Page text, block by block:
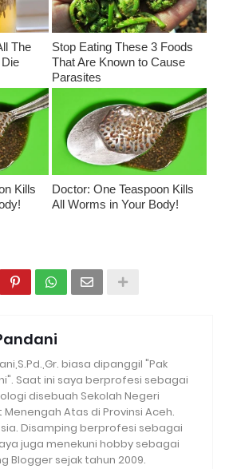
The
Stop Eating These 3 Foods
That Are Known to Cause
Parasites
Kills
Doctor: One Teaspoon Kills
All Worms in Your Body!
biasa dipanggil "Pak
Saat ini saya berprofesi sebagai
disebuah Sekolah Negeri
Menengah Atas di Provinsi Aceh.
Disamping berprofesi sebagai
juga menekuni hobby sebagai
Blogger sejak tahun 2009.